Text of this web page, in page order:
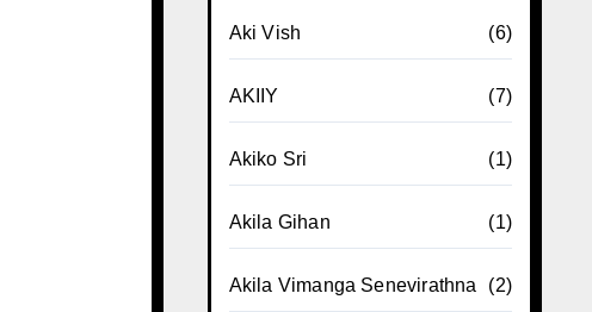
Aki Vish (6)
AKIIY (7)
Akiko Sri (1)
Akila Gihan (1)
Akila Vimanga Senevirathna (2)